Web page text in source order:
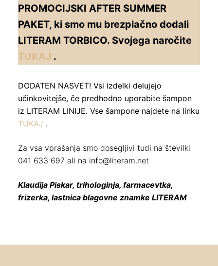
PROMOCIJSKI AFTER SUMMER
PAKET, ki smo mu brezplačno dodali
LITERAM TORBICO. Svojega naročite
TUKAJ .
DODATEN NASVET! Vsi izdelki delujejo
učinkovitejše, če predhodno uporabite šampon
iz LITERAM LINIJE. Vse šampone najdete na linku
TUKAJ .
Za vsa vprašanja smo dosegljivi tudi na številki
041 633 697 ali na info@literam.net
Klaudija Piskar, trihologinja, farmacevtka,
frizerka, lastnica blagovne znamke LITERAM